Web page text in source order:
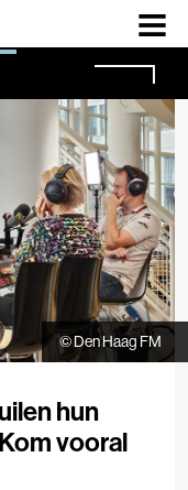
© Den Haag FM
hun
vooral